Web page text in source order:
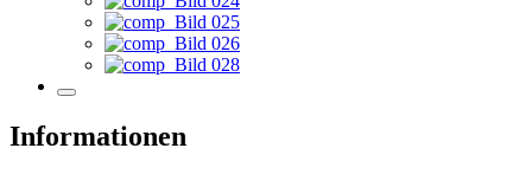
Informationen